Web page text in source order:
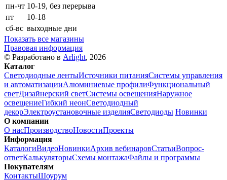
пн-чт 10-19, без перерыва
пт
10-18
сб-вс выходные дни
Показать все магазины
Правовая информация
© Разработано в Arlight, 2026
Каталог
Светодиодные лентыИсточники питанияСистемы управления
и автоматизацииАлюминиевые профилиФункциональный
светДизайнерский светСистемы освещенияНаружное
освещениеГибкий неонСветодиодный
декорЭлектроустановочные изделияСветодиоды Новинки
О компании
О насПроизводствоНовостиПроекты
Информация
КаталогиВидеоНовинкиАрхив вебинаровСтатьиВопрос-
ответКалькуляторыСхемы монтажаФайлы и программы
Покупателям
КонтактыШоурум